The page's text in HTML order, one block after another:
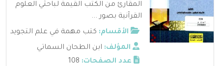
المقارئ من الكتب القيمة لباحثي العلوم
القرآنية بصور ...
الأقسام: كتب مهمة في علم التجويد
المؤلف: ابن الطحان السماتي
عدد الصفحات: